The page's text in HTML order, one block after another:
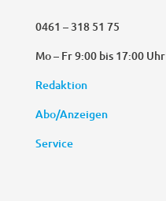
0461 – 318 51 75
Mo – Fr 9:00 bis 17:00 Uhr
Redaktion
Abo/Anzeigen
Service